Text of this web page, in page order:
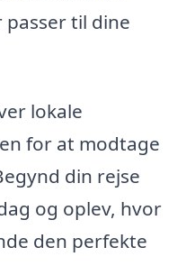
til dine
lokale
for at modtage
din rejse
og oplev, hvor
den perfekte